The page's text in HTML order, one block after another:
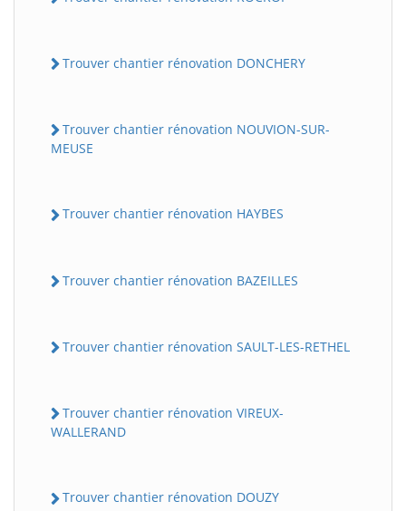
Trouver chantier rénovation DONCHERY
Trouver chantier rénovation NOUVION-SUR-
MEUSE
Trouver chantier rénovation HAYBES
Trouver chantier rénovation BAZEILLES
Trouver chantier rénovation SAULT-LES-RETHEL
Trouver chantier rénovation VIREUX-
WALLERAND
Trouver chantier rénovation DOUZY